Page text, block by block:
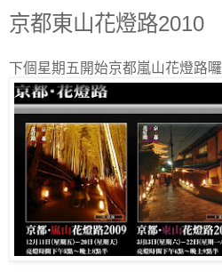
京都東山花燈路2010
下個星期五開始京都嵐山花燈路囉